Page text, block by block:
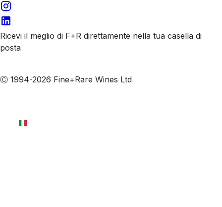
Ricevi il meglio di F+R direttamente nella tua casella di
posta
Ⓒ 1994-2026 Fine+Rare Wines Ltd